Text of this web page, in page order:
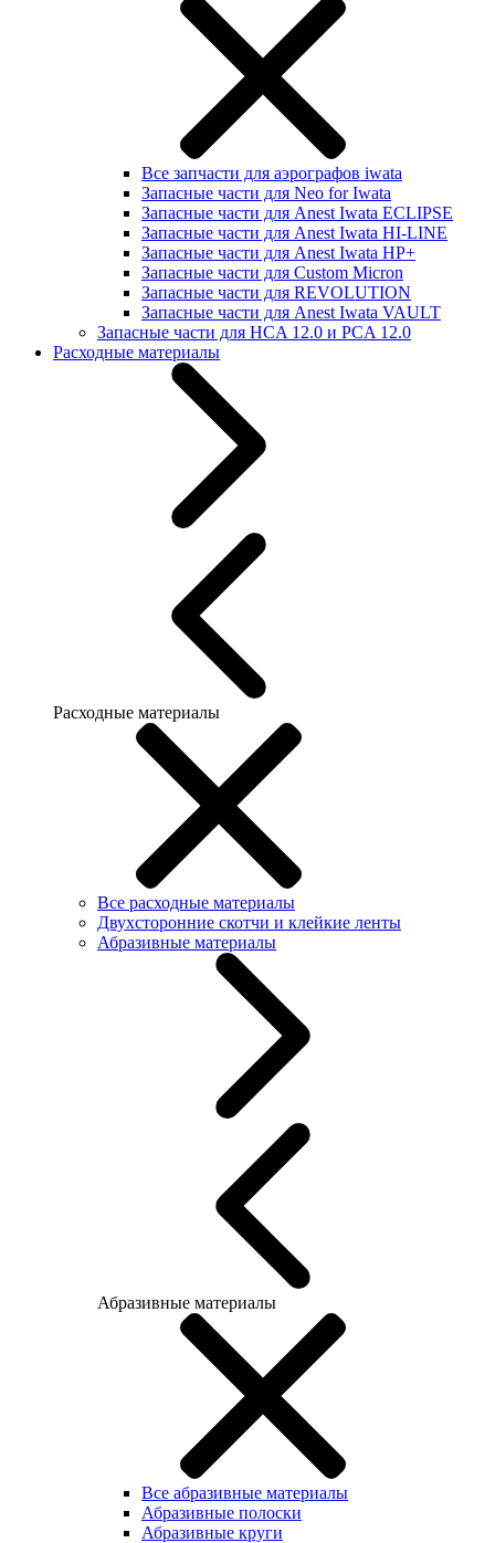
Все запчасти для аэрографов iwata
Запасные части для Neo for Iwata
Запасные части для Anest Iwata ECLIPSE
Запасные части для Anest Iwata HI-LINE
Запасные части для Anest Iwata HP+
Запасные части для Custom Micron
Запасные части для REVOLUTION
Запасные части для Anest Iwata VAULT
Запасные части для HCA 12.0 и PCA 12.0
Расходные материалы
Расходные материалы
Все расходные материалы
Двухсторонние скотчи и клейкие ленты
Абразивные материалы
Абразивные материалы
Все абразивные материалы
Абразивные полоски
Абразивные круги